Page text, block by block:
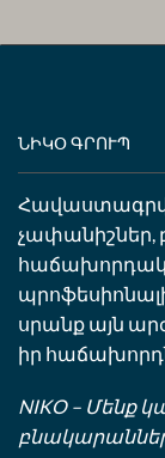
ՆԻԿՕ ԳՐՈՒՊ
չափանիշներ,
սրանք այն
իր
NIKO – Մենք